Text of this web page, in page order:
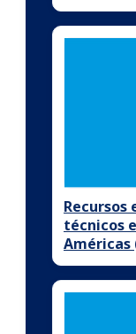
técnicos
Américas